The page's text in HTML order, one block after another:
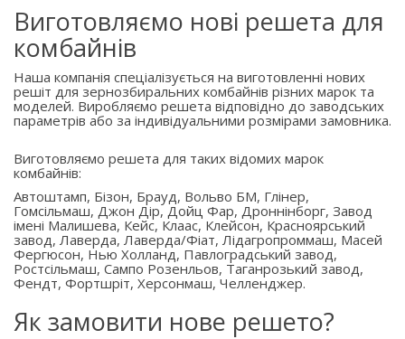
Виготовляємо нові решета для
комбайнів
Наша компанія спеціалізується на виготовленні нових
решіт для зернозбиральних комбайнів різних марок та
моделей. Виробляємо решета відповідно до заводських
параметрів або за індивідуальними розмірами замовника.
Виготовляємо решета для таких відомих марок
комбайнів:
Автоштамп, Бізон, Брауд, Вольво БМ, Глінер,
Гомсільмаш, Джон Дір, Дойц Фар, Дроннінборг, Завод
імені Малишева, Кейс, Клаас, Клейсон, Красноярський
завод, Лаверда, Лаверда/Фіат, Лідагропроммаш, Масей
Фергюсон, Нью Холланд, Павлоградський завод,
Ростсільмаш, Сампо Розенльов, Таганрозький завод,
Фендт, Фортшріт, Херсонмаш, Челленджер.
Як замовити нове решето?